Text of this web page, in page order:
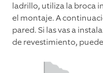
ladrillo, utiliza la broca
el montaje. A
pared. Si las vas a
de revestimiento,